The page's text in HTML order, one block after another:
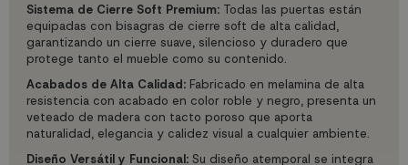
Sistema de Cierre Soft Premium: Todas las puertas están
equipadas con bisagras de cierre soft de alta calidad,
garantizando un cierre suave, silencioso y duradero que
protege tanto el mueble como su contenido.
Acabados de Alta Calidad: Fabricado en melamina de alta
resistencia con acabado en color roble y negro, presenta un
veteado de madera con tacto poroso que aporta
naturalidad, elegancia y calidez visual a cualquier ambiente.
Diseño Versátil y Funcional: Su diseño atemporal se integra